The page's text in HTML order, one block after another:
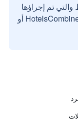
تم إجراؤها
بواسطة مستخدمين حقيقيين مع HotelsCombined أو